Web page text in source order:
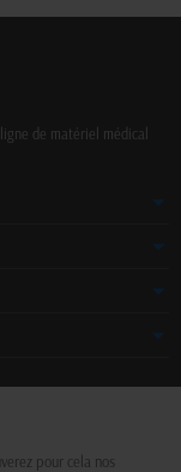
de matériel médical
pour cela nos